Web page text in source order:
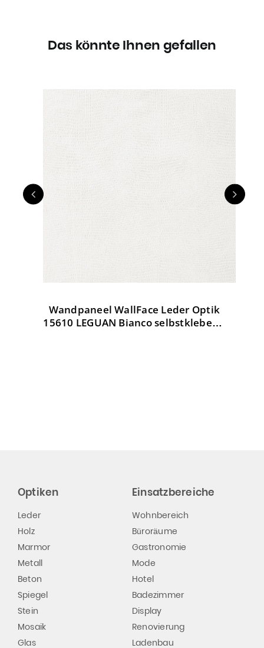
Das könnte Ihnen gefallen
Wandpaneel WallFace Leder Optik
15610 LEGUAN Bianco selbstklebend
Optiken
Leder
Holz
Marmor
Metall
Beton
Spiegel
Stein
Mosaik
Glas
Einsatzbereiche
Wohnbereich
Büroräume
Gastronomie
Mode
Hotel
Badezimmer
Display
Renovierung
Ladenbau